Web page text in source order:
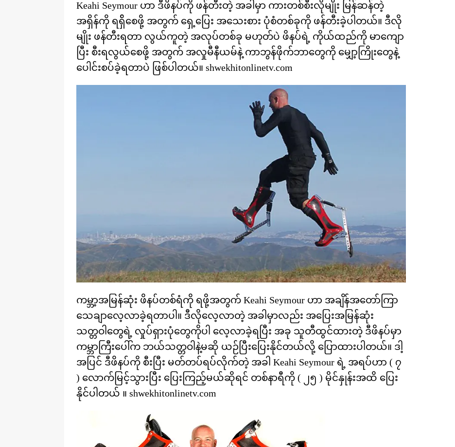
Keahi Seymour ဟာ ဒီဖိနပ်ကို ဖန်တီးတဲ့ အခါမှာ ကားတစ်စီးလိုမျိုး မြန်ဆန်တဲ့
အရှိန်ကို ရရှ်ိစေဖို့ အတွက် ရှေ့ပြေး အသေးစား ပုံစံတစ်ခုကို ဖန်တီးခဲ့ပါတယ်။ ဒီလို
မျိုး ဖန်တီးရတာ လွယ်ကူတဲ့ အလုပ်တစ်ခု မဟုတ်ပဲ ဖိနပ်ရဲ့ ကိုယ်ထည်ကို မာကျော
ပြီး စီးရလွယ်စေဖို့ အတွက် အလှုမီနီယမ်နဲ့ ကာဘွန်ဖိုက်ဘာတွေကို မျှော့ကြိုးတွေနဲ့
ပေါင်းစပ်ခဲ့ရတာပဲ ဖြစ်ပါတယ်။ shwekhitonlinetv.com
ကမ္ဘာ့အမြန်ဆုံး ဖိနပ်တစ်ရံကို ရဖို့အတွက် Keahi Seymour ဟာ အချိန်အတော်ကြာ
သေချာလေ့လာခဲ့ရတာပါ။ ဒီလိုလေ့လာတဲ့ အခါမှာလည်း အပြေးအမြန်ဆုံး
သတ္တဝါတွေရဲ့ လှုပ်ရှားပုံတွေကိုပါ လေ့လာခဲ့ရပြီး အခု သူတီထွင်ထားတဲ့ ဒီဖိနပ်မှာ
ကမ္ဘာကြီးပေါ်က ဘယ်သတ္တဝါနဲ့မဆို ယဉ်ပြီးပြေးနိုင်တယ်လို့ ပြောထားပါတယ်။ ဒါ့
အပြင် ဒီဖိနပ်ကို စီးပြီး မတ်တပ်ရပ်လိုက်တဲ့ အခါ Keahi Seymour ရဲ့ အရပ်ဟာ ( ၇
) လောက်မြင့်သွားပြီး ပြေးကြည့်မယ်ဆိုရင် တစ်နာရီကို ( ၂၅ ) မိုင်နှုန်းအထိ ပြေး
နိုင်ပါတယ် ။ shwekhitonlinetv.com